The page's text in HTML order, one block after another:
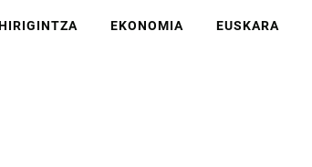
EKONOMIA EUSKARA